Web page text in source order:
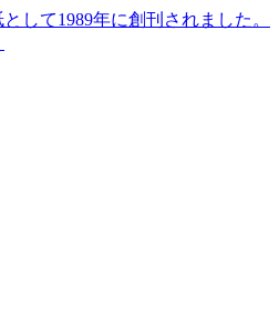
して1989年に創刊されました。